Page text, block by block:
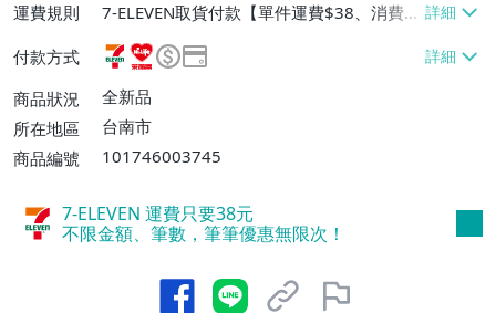
運費規則
7-ELEVEN取貨付款【單件運費$38、消費滿
$1500免運費】、萊爾富取貨付款【單件運
費$60、消費滿$1500免運費】、宅配/貨運
【單件運費$90、消費滿$3000免運費】
付款方式
商品狀況
全新品
所在地區
台南市
商品編號
101746003745
7-ELEVEN 運費只要38元
不限金額、筆數，筆筆優惠無限次！